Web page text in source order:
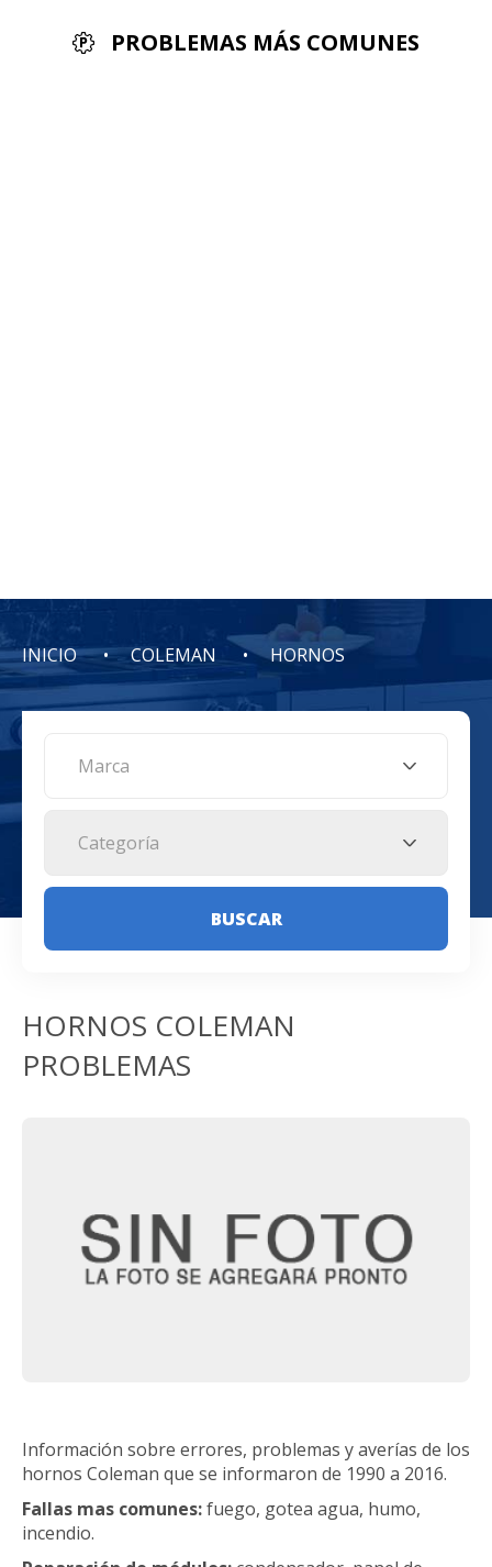
PROBLEMAS MÁS COMUNES
INICIO COLEMAN HORNOS
Marca
Categoría
BUSCAR
HORNOS COLEMAN
PROBLEMAS
Información sobre errores, problemas y averías de los
hornos Coleman que se informaron de 1990 a 2016.
Fallas mas comunes:fuego, gotea agua, humo,
incendio.